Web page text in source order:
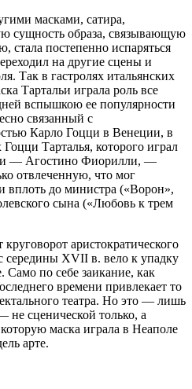
масками, сатира,
сущность образа, связывающую
стала постепенно испаряться
на другие сцены и
Так в гастролях итальянских
Тартальи играла роль все
вспышкою ее популярности
связанный с
Карло Гоцци в Венеции, в
Тарталья, которого играл
— Агостино Фиорилли, —
отвлеченную, что мог
вплоть до министра («Ворон»,
сына («Любовь к трем
аристократического
середины XVII в. вело к упадку
Само по себе заикание, как
времени привлекает то
театра. Но это — лишь
не сценической только, а
маска играла в Неаполе
арте.